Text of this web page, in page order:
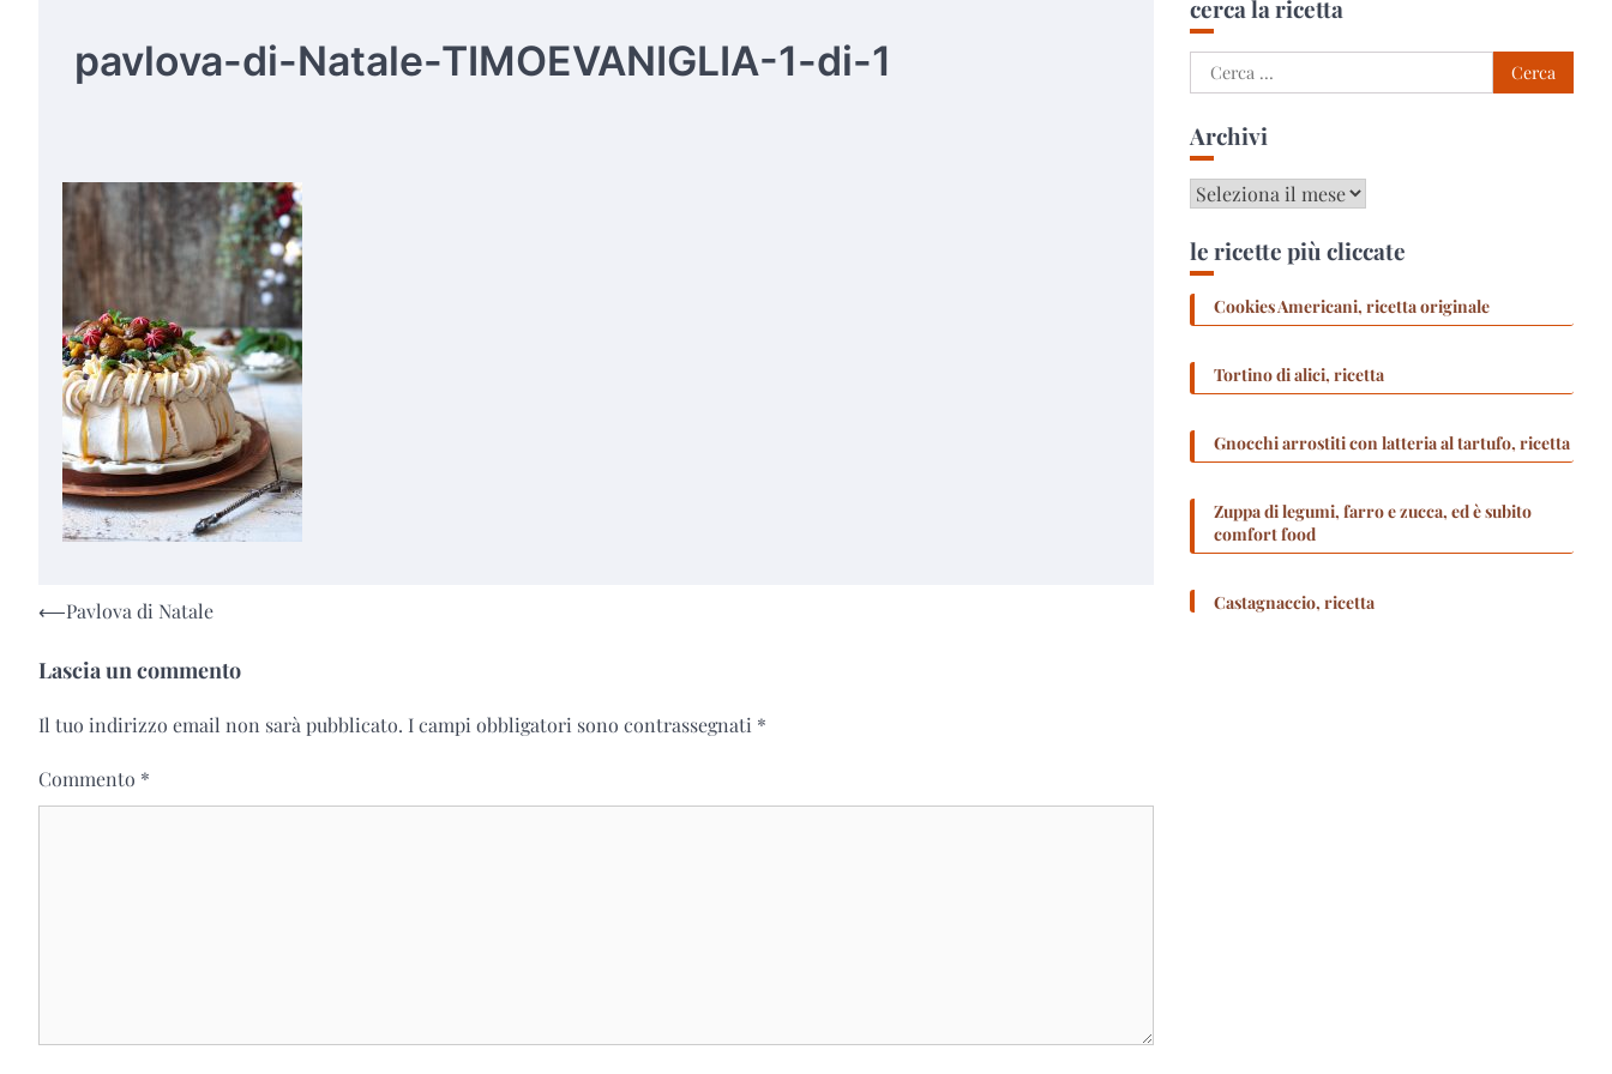
pavlova-di-Natale-TIMOEVANIGLIA-1-di-1
Navigazione
⟵Pavlova di Natale
Lascia un commento
Il tuo indirizzo email non sarà pubblicato. I campi obbligatori sono contrassegnati *
Commento *
cerca la ricetta
Ricerca
per:
Archivi
Archivi
le ricette più cliccate
Cookies Americani, ricetta originale
Tortino di alici, ricetta
Gnocchi arrostiti con latteria al tartufo, ricetta
Zuppa di legumi, farro e zucca, ed è subito
comfort food
Castagnaccio, ricetta